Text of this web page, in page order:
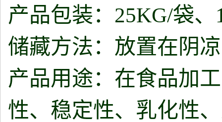
产品包装：25KG/袋、
储藏方法：放置在阴
产品用途：在食品加
性、稳定性、乳化性